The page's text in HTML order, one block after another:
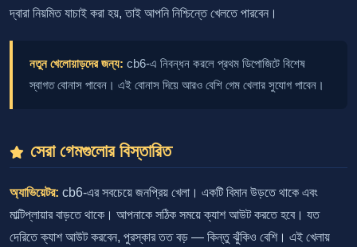
দ্বারা নিয়মিত যাচাই করা হয়, তাই আপনি নিশ্চিন্তে খেলতে পারবেন।
নতুন খেলোয়াড়দের জন্য: cb6-এ নিবন্ধন করলে প্রথম ডিপোজিটে বিশেষ
স্বাগত বোনাস পাবেন। এই বোনাস দিয়ে আরও বেশি গেম খেলার সুযোগ পাবেন।
সেরা গেমগুলোর বিস্তারিত
অ্যাভিয়েটর: cb6-এর সবচেয়ে জনপ্রিয় খেলা। একটি বিমান উড়তে থাকে এবং
মাল্টিপ্লায়ার বাড়তে থাকে। আপনাকে সঠিক সময়ে ক্যাশ আউট করতে হবে। যত
দেরিতে ক্যাশ আউট করবেন, পুরস্কার তত বড় — কিন্তু ঝুঁকিও বেশি। এই খেলায়